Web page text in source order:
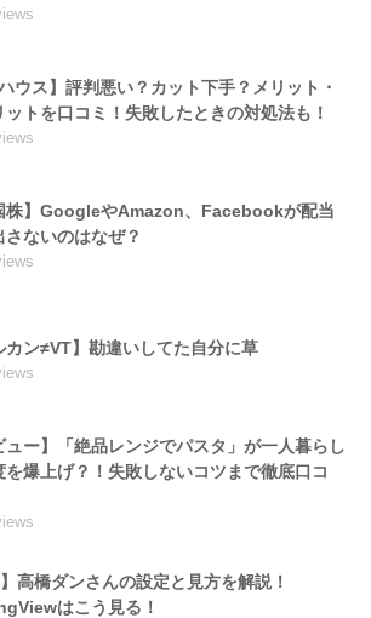
ハウス】評判悪い？カット下手？メリット・
ットを口コミ！失敗したときの対処法も！
株】GoogleやAmazon、Facebookが配当
さないのはなぜ？
カン≠VT】勘違いしてた自分に草
ュー】「絶品レンジでパスタ」が一人暮らし
を爆上げ？！失敗しないコツまで徹底口コ
】高橋ダンさんの設定と見方を解説！
はこう見る！